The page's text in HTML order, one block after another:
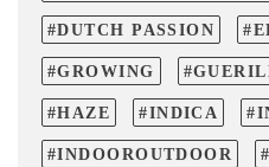
DUTCH PASSION
GROWING
HAZE INDICA
INDOOROUTDOOR